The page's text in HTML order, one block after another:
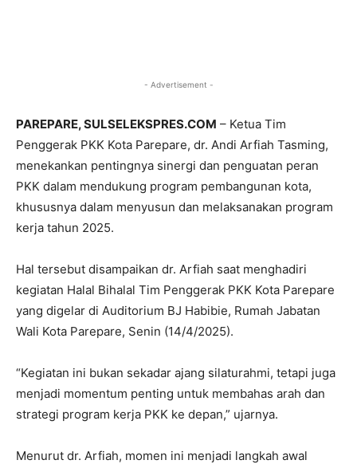
- Advertisement -
PAREPARE, SULSELEKSPRES.COM – Ketua Tim
Penggerak PKK Kota Parepare, dr. Andi Arfiah Tasming,
menekankan pentingnya sinergi dan penguatan peran
PKK dalam mendukung program pembangunan kota,
khususnya dalam menyusun dan melaksanakan program
kerja tahun 2025.
Hal tersebut disampaikan dr. Arfiah saat menghadiri
kegiatan Halal Bihalal Tim Penggerak PKK Kota Parepare
yang digelar di Auditorium BJ Habibie, Rumah Jabatan
Wali Kota Parepare, Senin (14/4/2025).
“Kegiatan ini bukan sekadar ajang silaturahmi, tetapi juga
menjadi momentum penting untuk membahas arah dan
strategi program kerja PKK ke depan,” ujarnya.
Menurut dr. Arfiah, momen ini menjadi langkah awal